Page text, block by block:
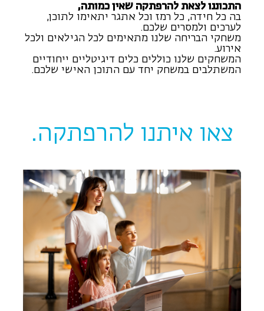
התכוננו לצאת להרפתקה שאין כמותה,
בה כל חידה, כל רמז וכל אתגר יתאימו לתוכן,
לערכים ולמסרים שלכם.
משחקי הבריחה שלנו מתאימים לכל הגילאים ולכל
אירוע.
המשחקים שלנו כוללים כלים דיגיטליים ייחודיים
המשתלבים במשחק יחד עם התוכן האישי שלכם.
צאו איתנו להרפתקה.